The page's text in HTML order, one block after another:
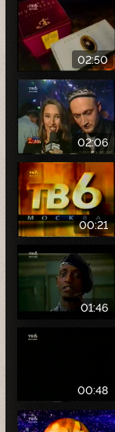
02:50
02:06
00:21
01:46
00:48